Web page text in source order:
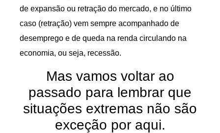
de expansão ou retração do mercado, e no último
caso (retração) vem sempre acompanhado de
desemprego e de queda na renda circulando na
economia, ou seja, recessão.
Mas vamos voltar ao
passado para lembrar que
situações extremas não são
exceção por aqui.